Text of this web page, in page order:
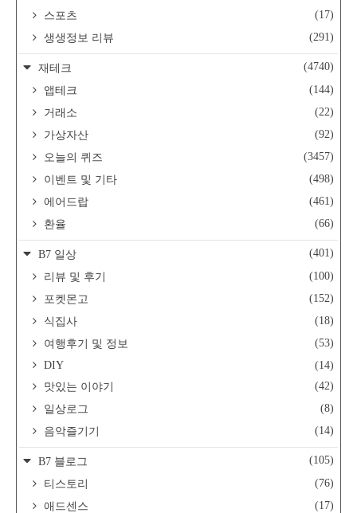
스포츠
(17)
생생정보 리뷰
(291)
재테크
(4740)
앱테크
(144)
거래소
(22)
가상자산
(92)
오늘의 퀴즈
(3457)
이벤트 및 기타
(498)
에어드랍
(461)
환율
(66)
B7 일상
(401)
리뷰 및 후기
(100)
포켓몬고
(152)
식집사
(18)
여행후기 및 정보
(53)
DIY
(14)
맛있는 이야기
(42)
일상로그
(8)
음악즐기기
(14)
B7 블로그
(105)
티스토리
(76)
애드센스
(17)